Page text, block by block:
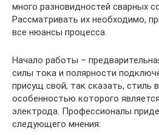
много разновидностей сварных
Рассматривать их необходимо,
все нюансы процесса.
Начало работы –
силы тока и полярности
присущ свой, так сказать, стиль
особенностью которого
электрода. Профессионалы
следующего мнения: